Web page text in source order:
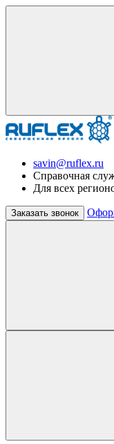
savin@ruflex.ru
Справочная
Для всех
Заказать звонок